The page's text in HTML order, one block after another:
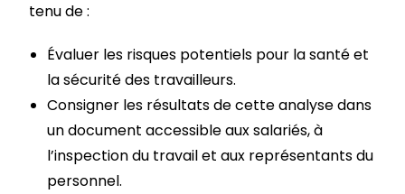
tenu de :
Évaluer les risques potentiels pour la santé et
la sécurité des travailleurs.
Consigner les résultats de cette analyse dans
un document accessible aux salariés, à
l’inspection du travail et aux représentants du
personnel.